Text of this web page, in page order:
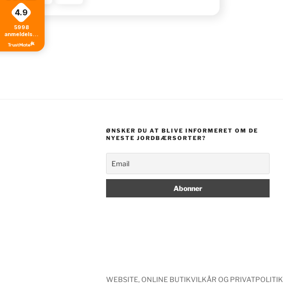
ØNSKER DU AT BLIVE INFORMERET OM DE
NYESTE JORDBÆRSORTER?
WEBSITE, ONLINE BUTIKVILKÅR OG PRIVATPOLITIK
4.9
5998
anmeldelser
fra alle tider